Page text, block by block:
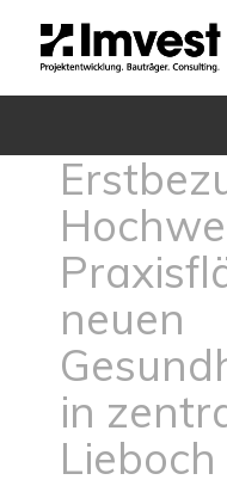
neuen
in
Lieboch